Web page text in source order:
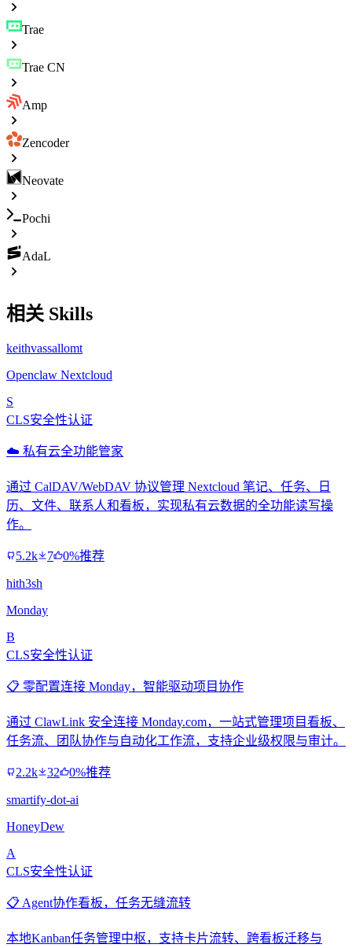
Trae
Trae CN
Amp
Zencoder
Neovate
Pochi
AdaL
相关 Skills
keithvassallomt
Openclaw Nextcloud
S
CLS安全性认证
☁️ 私有云全功能管家
通过 CalDAV/WebDAV 协议管理 Nextcloud 笔记、任务、日
历、文件、联系人和看板，实现私有云数据的全功能读写操
作。
5.2k 7 0%推荐
hith3sh
Monday
B
CLS安全性认证
📋 零配置连接 Monday，智能驱动项目协作
通过 ClawLink 安全连接 Monday.com，一站式管理项目看板、
任务流、团队协作与自动化工作流，支持企业级权限与审计。
2.2k 32 0%推荐
smartify-dot-ai
HoneyDew
A
CLS安全性认证
📋 Agent协作看板，任务无缝流转
本地Kanban任务管理中枢，支持卡片流转、跨看板迁移与